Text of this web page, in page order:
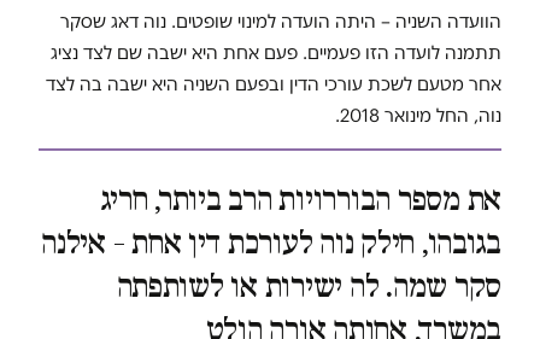
הוועדה השניה – היתה הועדה למינוי שופטים. נוה דאג שסקר
תתמנה לועדה הזו פעמיים. פעם אחת היא ישבה שם לצד נציג
אחר מטעם לשכת עורכי הדין ובפעם השניה היא ישבה בה לצד
נוה, החל מינואר 2018.
את מספר הבוררויות הרב ביותר, חריג
בגובהו, חילק נוה לעורכת דין אחת – אילנה
סקר שמה. לה ישירות או לשותפתה
במשרד, אחותה אורה הולט